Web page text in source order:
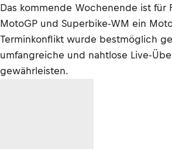
Das kommende Wochenende ist für
MotoGP und Superbike-WM ein
Terminkonflikt wurde bestmöglich
umfangreiche und nahtlose Live-
gewährleisten.